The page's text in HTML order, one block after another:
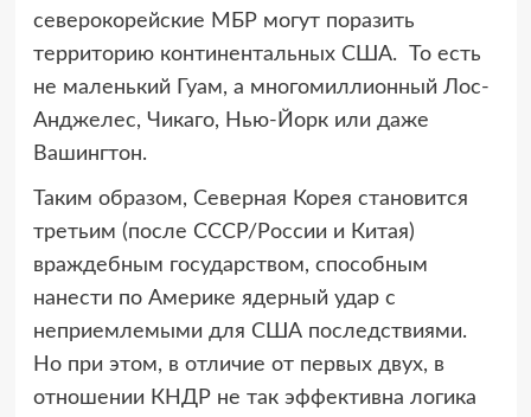
северокорейские МБР могут поразить
территорию континентальных США. То есть
не маленький Гуам, а многомиллионный Лос-
Анджелес, Чикаго, Нью-Йорк или даже
Вашингтон.
Таким образом, Северная Корея становится
третьим (после СССР/России и Китая)
враждебным государством, способным
нанести по Америке ядерный удар с
неприемлемыми для США последствиями.
Но при этом, в отличие от первых двух, в
отношении КНДР не так эффективна логика